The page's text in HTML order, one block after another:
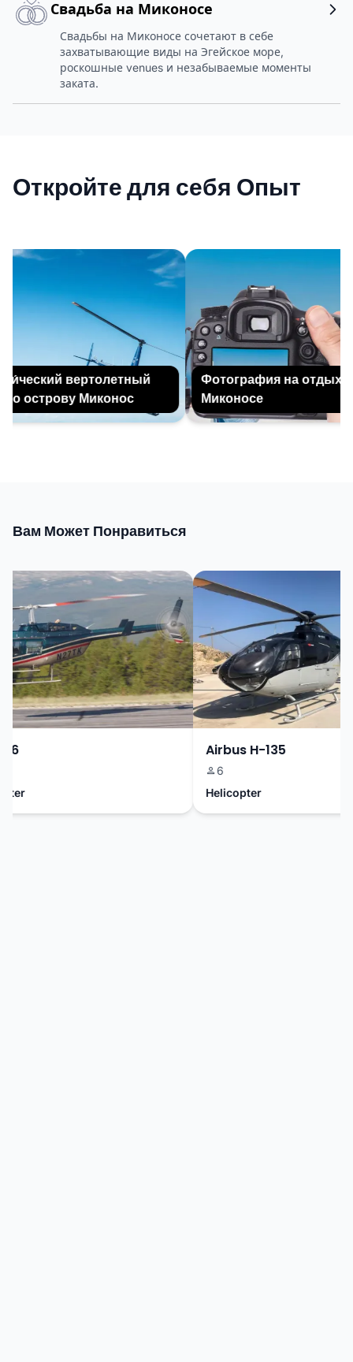
Свадьба на Миконосе
Свадьбы на Миконосе сочетают в себе
захватывающие виды на Эгейское море,
роскошные venues и незабываемые моменты
заката.
Откройте для себя Опыт
вертолетный
острову Миконос
Фотография на отдыхе
Миконосе
Вам Может Понравиться
Airbus H-135
6
Helicopter